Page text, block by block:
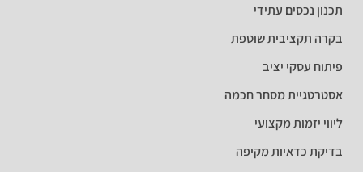
תכנון נכסים עתידי
בקרה תקציבית שוטפת
פיתוח עסקי יציב
אסטרטגיית מסחר חכמה
ליווי יזמות מקצועי
בדיקת כדאיות מקיפה